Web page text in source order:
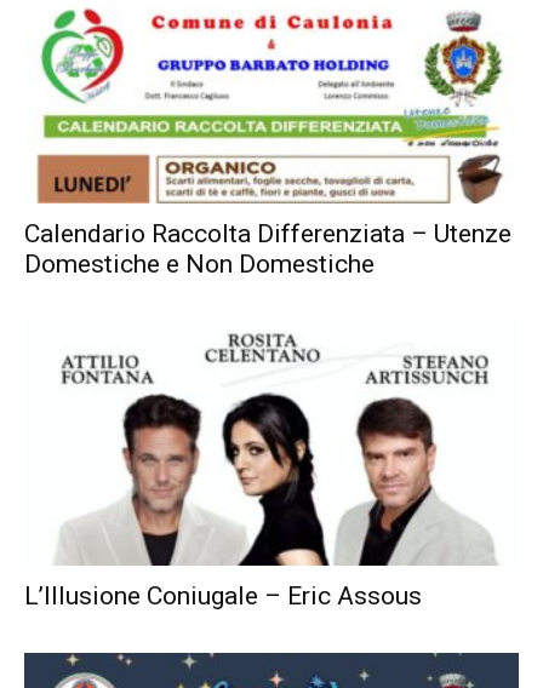
Calendario Raccolta Differenziata – Utenze
Domestiche e Non Domestiche
L’Illusione Coniugale – Eric Assous